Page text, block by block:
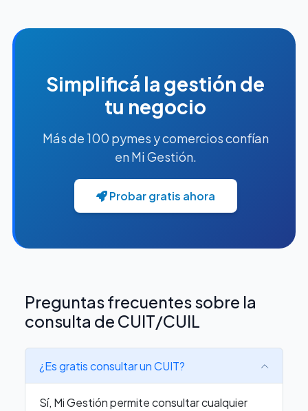
Simplificá la gestión de
tu negocio
Más de 100 pymes y comercios confían
en Mi Gestión.
Probar gratis ahora
Preguntas frecuentes sobre la
consulta de CUIT/CUIL
¿Es gratis consultar un CUIT?
Sí, Mi Gestión permite consultar cualquier